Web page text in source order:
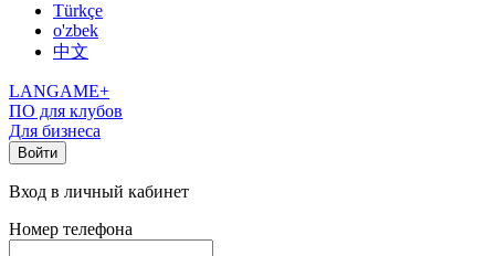
Türkçe
o'zbek
中文
LANGAME+
ПО для клубов
Для бизнеса
Войти
Вход в личный кабинет
Номер телефона